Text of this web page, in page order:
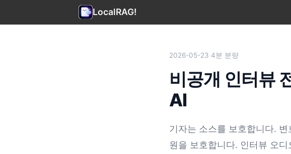
LocalRAG!
2026-05-23·4분 분량
비공개 인터뷰
AI
기자는 소스를 보호합니다.
원을 보호합니다. 인터뷰 오